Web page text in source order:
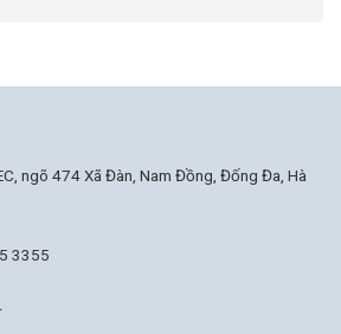
ngõ 474 Xã Đàn, Nam Đồng, Đống Đa, Hà
3355